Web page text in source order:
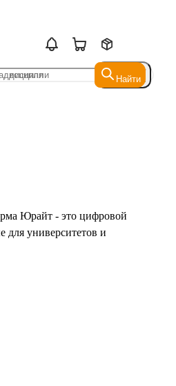
Найти
Найти
Юрайт - это цифровой
для университетов и